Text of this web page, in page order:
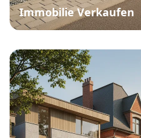
Immobilie Verkaufen